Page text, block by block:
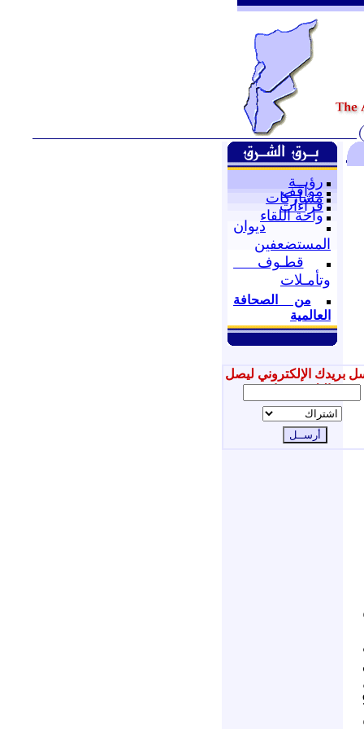
رؤيــة
مواقف
مشاركات
قراءات
واحة اللقاء
ديوان
المستضعفين
قطـوف
وتأمـلات
من الصحافة
العالمية
بريدك الإلكتروني ليصل
إليك جديدنا
99